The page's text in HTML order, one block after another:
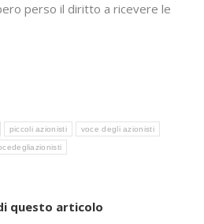
perso il diritto a ricevere le
piccoli azionisti voce degli azionisti
questo articolo